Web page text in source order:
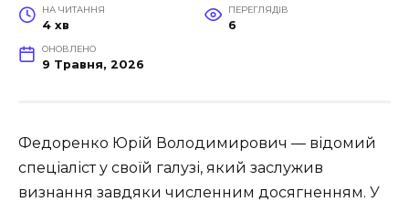
НА ЧИТАННЯ
4 хв
ПЕРЕГЛЯДІВ
6
ОНОВЛЕНО
9 Травня, 2026
Федоренко Юрій Володимирович — відомий
спеціаліст у своїй галузі, який заслужив
визнання завдяки численним досягненням. У